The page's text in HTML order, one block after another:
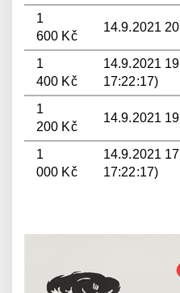
1
600 Kč
14.9.2021
1
400 Kč
14.9.2021
17:22:17)
1
200 Kč
14.9.2021
1
000 Kč
14.9.2021
17:22:17)